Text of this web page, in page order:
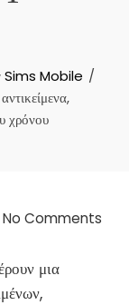
Sims Mobile
χρόνου
No Comments
μια